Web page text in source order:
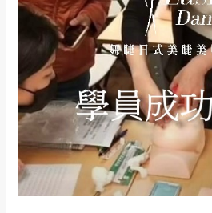
考
後
一
哩
路